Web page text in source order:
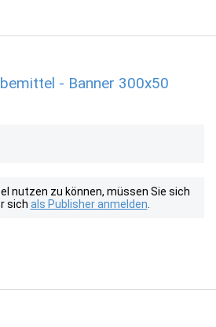
- Banner 300x50
nutzen zu können, müssen Sie sich
sich als Publisher anmelden